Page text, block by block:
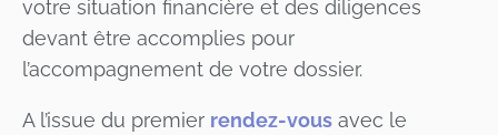
votre situation financière et des diligences
devant être accomplies pour
l’accompagnement de votre dossier.
A l’issue du premier rendez-vous avec le